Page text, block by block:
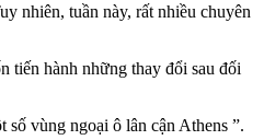
nhiên, tuần này, rất nhiều chuyên
tiến hành những thay đổi sau đối
vùng ngoại ô lân cận Athens ”.